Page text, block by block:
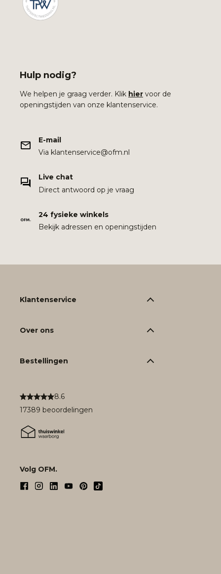
Hulp nodig?
We helpen je graag verder. Klik hier voor de
openingstijden van onze klantenservice.
E-mail
Via klantenservice@ofm.nl
Live chat
Direct antwoord op je vraag
24 fysieke winkels
Bekijk adressen en openingstijden
8.6
17389 beoordelingen
Volg OFM.
Klantenservice
Over ons
Bestellingen